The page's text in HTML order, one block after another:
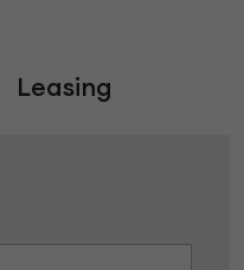
Leasing